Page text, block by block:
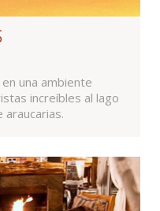
una ambiente
increíbles al lago